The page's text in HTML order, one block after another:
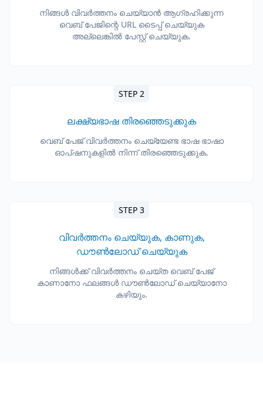
നിങ്ങൾ വിവർത്തനം ചെയ്യാൻ ആഗ്രഹിക്കുന്ന
വെബ് പേജിന്റെ URL ടൈപ്പ് ചെയ്യുക
അല്ലെങ്കിൽ പേസ്റ്റ് ചെയ്യുക.
STEP 2
ലക്ഷ്യഭാഷ തിരഞ്ഞെടുക്കുക
വെബ് പേജ് വിവർത്തനം ചെയ്യേണ്ട ഭാഷ ഭാഷാ
ഓപ്ഷനുകളിൽ നിന്ന് തിരഞ്ഞെടുക്കുക.
STEP 3
വിവർത്തനം ചെയ്യുക, കാണുക,
ഡൗൺലോഡ് ചെയ്യുക
നിങ്ങൾക്ക് വിവർത്തനം ചെയ്ത വെബ് പേജ്
കാണാനോ ഫലങ്ങൾ ഡൗൺലോഡ് ചെയ്യാനോ
കഴിയും.